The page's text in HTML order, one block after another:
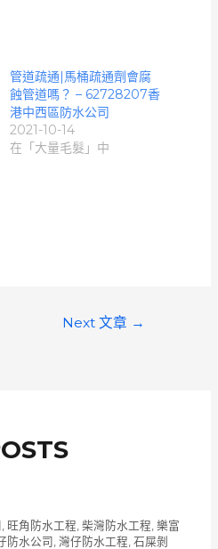
管道疏通|馬桶疏通劑會腐
蝕管道嗎？ – 62728207香
港中西區防水公司
2021-10-14
在「大量毛髮」中
Next 文章 →
旺角防水工程 柴灣防水工程 樂富
防水公司 灣仔防水工程 石屎剝